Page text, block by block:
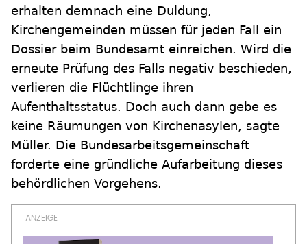
erhalten demnach eine Duldung,
Kirchengemeinden müssen für jeden Fall ein
Dossier beim Bundesamt einreichen. Wird die
erneute Prüfung des Falls negativ beschieden,
verlieren die Flüchtlinge ihren
Aufenthaltsstatus. Doch auch dann gebe es
keine Räumungen von Kirchenasylen, sagte
Müller. Die Bundesarbeitsgemeinschaft
forderte eine gründliche Aufarbeitung dieses
behördlichen Vorgehens.